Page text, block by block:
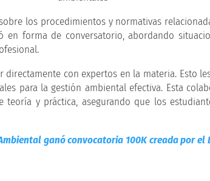
los procedimientos y normativas
en forma de conversatorio, abordando
con expertos en la materia. Esto
para la gestión ambiental efectiva. Esta
y práctica, asegurando que los
ganó convocatoria 100K creada por el